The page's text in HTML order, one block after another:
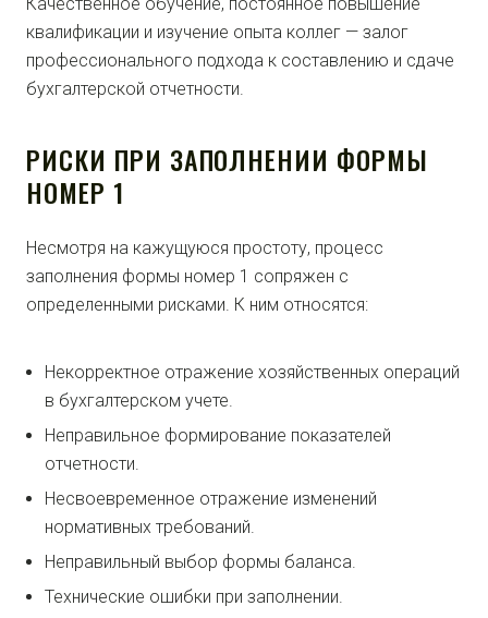
квалификации и изучение опыта коллег — залог
профессионального подхода к составлению и сдаче
бухгалтерской отчетности.
РИСКИ ПРИ ЗАПОЛНЕНИИ ФОРМЫ
НОМЕР 1
Несмотря на кажущуюся простоту, процесс
заполнения формы номер 1 сопряжен с
определенными рисками. К ним относятся:
Некорректное отражение хозяйственных операций
в бухгалтерском учете.
Неправильное формирование показателей
отчетности.
Несвоевременное отражение изменений
нормативных требований.
Неправильный выбор формы баланса.
Технические ошибки при заполнении.